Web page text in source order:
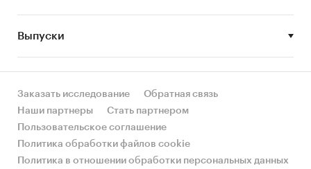
за счет реального спроса или за счет
инфляции? Как соотносятся рост и падение с
• Какое место регион занимает в России и в
своем федеральном округе по объему продаж
и по продажам на душу населения?
• К какому сегменту можно отнести рынок по
Выпуски
Заказать исследование
Обратная связь
Наши партнеры
Стать партнером
Пользовательское соглашение
Политика обработки файлов cookie
Политика в отношении обработки персональных данных